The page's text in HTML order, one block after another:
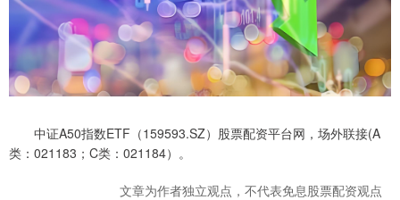
中证A50指数ETF（159593.SZ）股票配资平台网，场外联接(A
类：021183；C类：021184）。
文章为作者独立观点，不代表免息股票配资观点